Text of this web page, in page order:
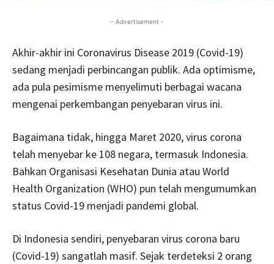
- Advertisement -
Akhir-akhir ini Coronavirus Disease 2019 (Covid-19)
sedang menjadi perbincangan publik. Ada optimisme,
ada pula pesimisme menyelimuti berbagai wacana
mengenai perkembangan penyebaran virus ini.
Bagaimana tidak, hingga Maret 2020, virus corona
telah menyebar ke 108 negara, termasuk Indonesia.
Bahkan Organisasi Kesehatan Dunia atau World
Health Organization (WHO) pun telah mengumumkan
status Covid-19 menjadi pandemi global.
Di Indonesia sendiri, penyebaran virus corona baru
(Covid-19) sangatlah masif. Sejak terdeteksi 2 orang